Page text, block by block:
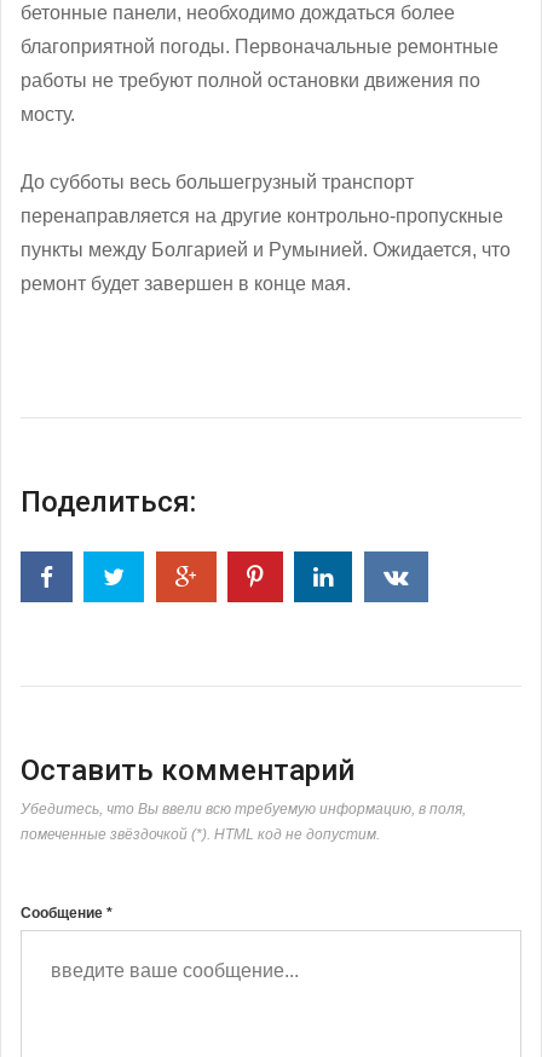
бетонные панели, необходимо дождаться более
благоприятной погоды. Первоначальные ремонтные
работы не требуют полной остановки движения по
мосту.
До субботы весь большегрузный транспорт
перенаправляется на другие контрольно-пропускные
пункты между Болгарией и Румынией. Ожидается, что
ремонт будет завершен в конце мая.
Поделиться:
Оставить комментарий
Убедитесь, что Вы ввели всю требуемую информацию, в поля,
помеченные звёздочкой (*). HTML код не допустим.
Сообщение *